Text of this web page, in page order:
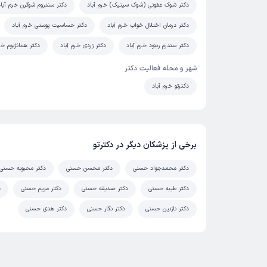
دکتر شوک عفونی (شوک سپتیک) خرم آباد دکتر سندروم شوگرن خرم
دکتر درمان اختلال خواب خرم آباد دکتر حساسیت پوستی خرم آباد
دکتر سندرم رینود خرم آباد دکتر زردی خرم آباد دکتر همانژیوم
شهر و محله فعالیت دکتر
دکترتو خرم آباد
برخی از پزشکان دیگر در دکترتو
دکتر محمدجواد حسنی دکتر محسن حسنی دکتر محبوبه حسنی
دکتر طیبه حسنی دکتر صدیقه حسنی دکتر مریم حسنی
دکتر نازنین حسنی دکتر نگار حسنی دکتر هدی حسنی